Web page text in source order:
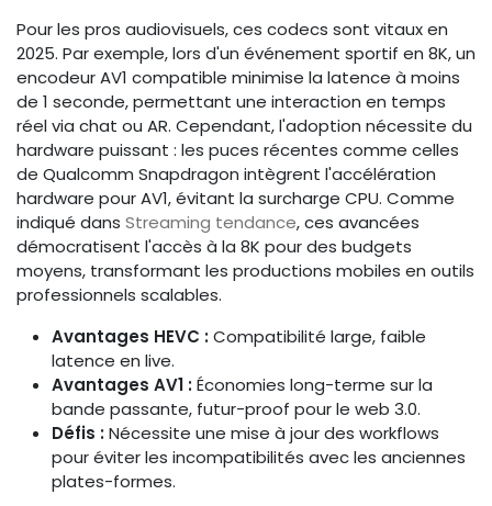
Pour les pros audiovisuels, ces codecs sont vitaux en
2025. Par exemple, lors d'un événement sportif en 8K, un
encodeur AV1 compatible minimise la latence à moins
de 1 seconde, permettant une interaction en temps
réel via chat ou AR. Cependant, l'adoption nécessite du
hardware puissant : les puces récentes comme celles
de Qualcomm Snapdragon intègrent l'accélération
hardware pour AV1, évitant la surcharge CPU. Comme
indiqué dans Streaming tendance, ces avancées
démocratisent l'accès à la 8K pour des budgets
moyens, transformant les productions mobiles en outils
professionnels scalables.
Avantages HEVC :Compatibilité large, faible
latence en live.
Avantages AV1 :Économies long-terme sur la
bande passante, futur-proof pour le web 3.0.
Défis :Nécessite une mise à jour des workflows
pour éviter les incompatibilités avec les anciennes
plates-formes.